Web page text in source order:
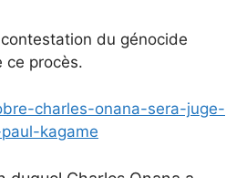
du génocide
ce procès.
charles-onana-sera-juge-
kagame